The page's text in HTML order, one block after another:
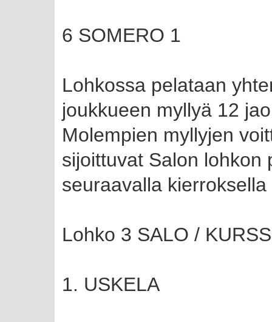
6 SOMERO 1
Lohkossa pelataan
joukkueen myllyä 12
Molempien myllyjen
sijoittuvat Salon lohkon
seuraavalla
Lohko 3 SALO /
1. USKELA